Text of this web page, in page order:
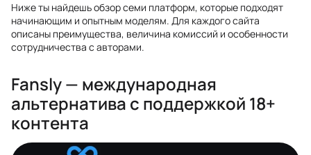
Ниже ты найдешь обзор семи платформ, которые подходят
начинающим и опытным моделям. Для каждого сайта
описаны преимущества, величина комиссий и особенности
сотрудничества с авторами.
Fansly — международная
альтернатива с поддержкой 18+
контента